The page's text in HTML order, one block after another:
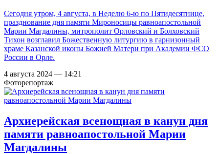
Сегодня утром, 4 августа, в Неделю 6-ю по Пятидесятнице,
празднование дня памяти Мироносицы равноапостольной
Марии Магдалины, митрополит Орловский и Болховский
Тихон возглавил Божественную литургию в гарнизонный
храме Казанской иконы Божией Матери при Академии ФСО
России в Орле.
4 августа 2024 — 14:21
Фоторепортаж
Архиерейская всенощная в канун дня
памяти равноапостольной Марии
Магдалины